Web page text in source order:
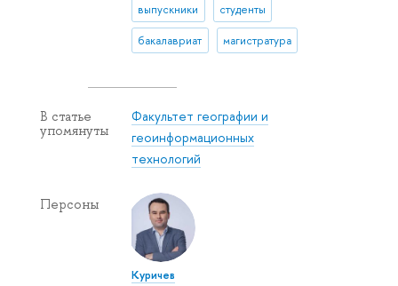
выпускники студенты
бакалавриат магистратура
В статье
упомянуты
Факультет географии и
геоинформационных
технологий
Персоны
Куричев